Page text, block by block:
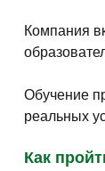
Компания
Обучение
реальных
Как